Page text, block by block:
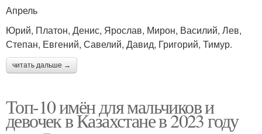
Апрель
Юрий, Платон, Денис, Ярослав, Мирон, Василий, Лев,
Степан, Евгений, Савелий, Давид, Григорий, Тимур.
читать дальше →
Топ-10 имён для мальчиков и
девочек в Казахстане в 2023 году